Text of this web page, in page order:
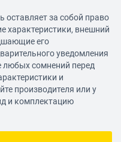
оставляет за собой право
характеристики, внешний
его
уведомления
любых сомнений перед
и
производителя или у
и комплектацию